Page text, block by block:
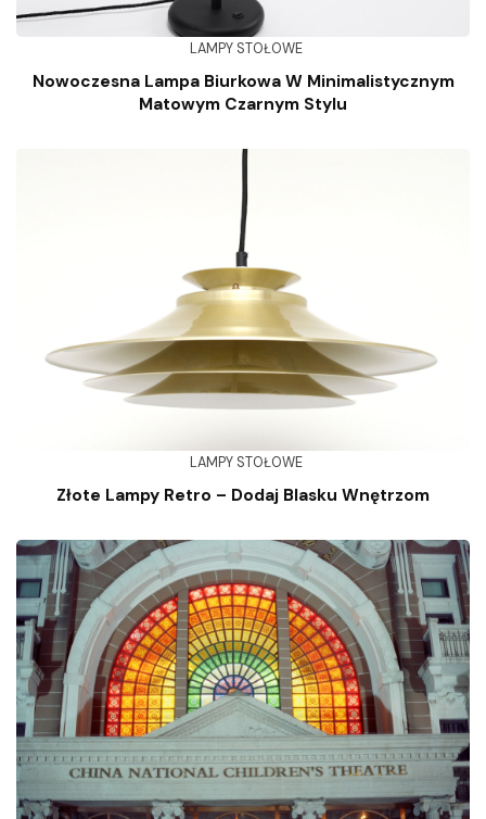
LAMPY STOŁOWE
Nowoczesna Lampa Biurkowa W Minimalistycznym
Matowym Czarnym Stylu
LAMPY STOŁOWE
Złote Lampy Retro – Dodaj Blasku Wnętrzom